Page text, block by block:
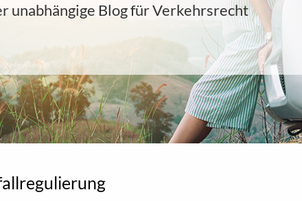
unabhängige Blog für Verkehrsrecht